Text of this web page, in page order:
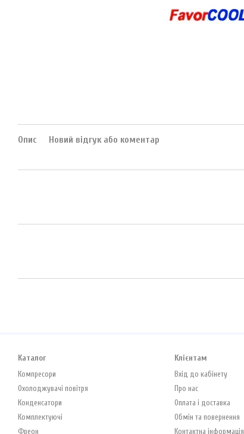
Опис Новий відгук або коментар
Каталог
Компресори
Охолоджувачі повітря
Конденсатори
Комплектуючі
Фреон
Клієнтам
Вхід до кабінету
Про нас
Оплата і доставка
Обмін та повернення
Контактна інформація